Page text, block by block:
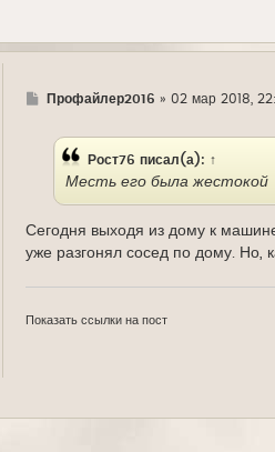
ГПрофайлер2016 » 02 мар 2018,
Рост76 писал(а): ↑
Месть его была жестокой
Сегодня выходя из дому к
уже разгонял сосед по дому. Но,
Показать ссылки на пост